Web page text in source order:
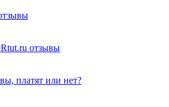
отзывы
платят или нет?